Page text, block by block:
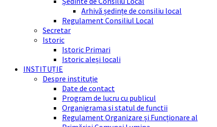
Arhivă ședințe de consiliu local
Regulament Consiliul Local
Secretar
Istoric
Istoric Primari
Istoric aleși locali
INSTITUȚIE
Despre instituție
Date de contact
Program de lucru cu publicul
Organigrama si statul de functii
Regulament Organizare și Funcționare al